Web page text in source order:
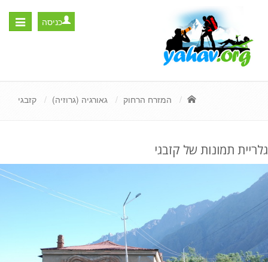
Toggle
כניסה
המזרח הרחוק גאורגיה (גרוזיה) קזבגי
גלריית תמונות של קזבגי